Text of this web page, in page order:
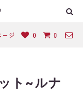
ジ 0 0
ト~ルナ